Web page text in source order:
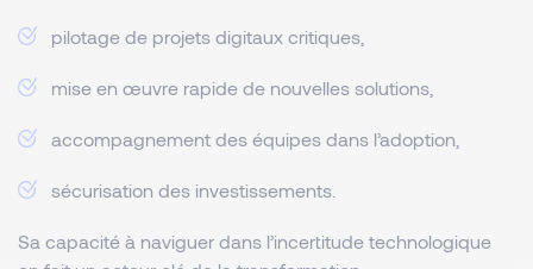
pilotage de projets digitaux critiques,
mise en œuvre rapide de nouvelles solutions,
accompagnement des équipes dans l’adoption,
sécurisation des investissements.
Sa capacité à naviguer dans l’incertitude technologique